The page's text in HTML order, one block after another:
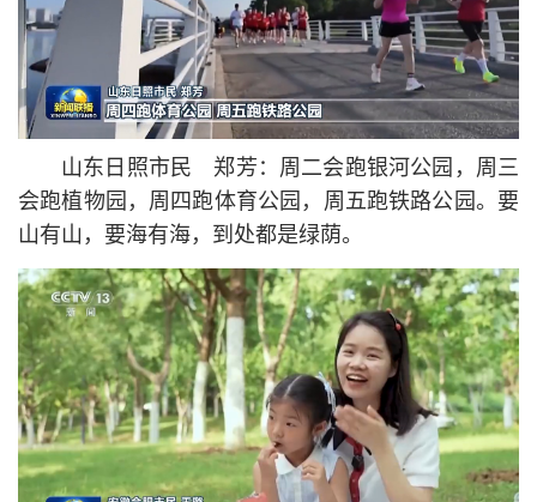
山东日照市民 郑芳：周二会跑银河公园，周三
会跑植物园，周四跑体育公园，周五跑铁路公园。要
山有山，要海有海，到处都是绿荫。